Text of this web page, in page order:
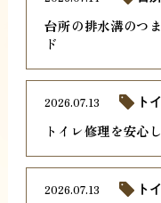
台所の排水溝のつ
ド
トイレ修理を安心
2026.07.13 ト
2026.07.13 ト